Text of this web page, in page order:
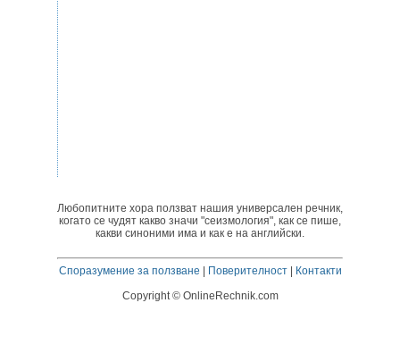
Любопитните хора ползват нашия универсален речник,
когато се чудят какво значи "сеизмология", как се пише,
какви синоними има и как е на английски.
Споразумение за ползване | Поверителност| Контакти
Copyright © OnlineRechnik.com